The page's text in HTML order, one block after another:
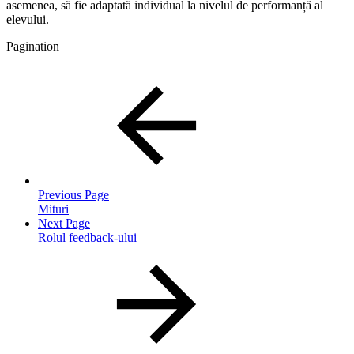
asemenea, să fie adaptată individual la nivelul de performanță al
elevului.
Pagination
Previous Page
Mituri
Next Page
Rolul feedback-ului